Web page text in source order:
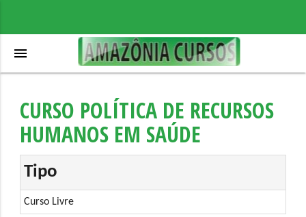
menu
CURSO POLÍTICA DE RECURSOS
HUMANOS EM SAÚDE
Tipo
Curso Livre